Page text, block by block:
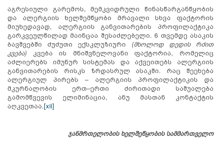
აგრესიული გარემოს, მემკვიდრული წინასწარგანწყობის
და ალერგიის ხელშემწყობი მრავალი სხვა ფაქტორის
მიუხედავად, ალერგიის განვითარების პროფილაქტიკა
გარკვეულწილად მაინცაა შესაძლებელი. 6 თვემდე ასაკის
ბავშვებში ძუძუთი ექსკლუზიური (მხოლოდ დედის რძით
კვება) კვება ის მნიშვნელოვანი ფაქტორია, რომელიც
აძლიერებს იმუნურ სისტემას და აქვეითებს ალერგიის
განვითარების რისკს ზრდასრულ ასაკში. რაც შეეხება
ალერგიულ პირებს – ალერგიის პროფილაქტიკის და
მკურნალობის ერთ–ერთი ძირითადი საშუალება
გამომწვევის ელიმინაცია, ანუ მასთან კონტაქტის
აღკვეთაა.[xii]
ჯანმრთელობის ხელშეწყობის სამმართველო